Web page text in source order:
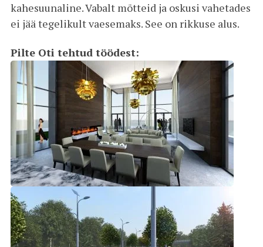
kahesuunaline. Vabalt mõtteid ja oskusi vahetades
ei jää tegelikult vaesemaks. See on rikkuse alus.
Pilte Oti tehtud töödest: